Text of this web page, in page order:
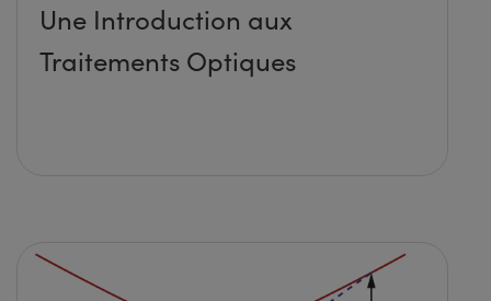
Une Introduction aux
Traitements Optiques